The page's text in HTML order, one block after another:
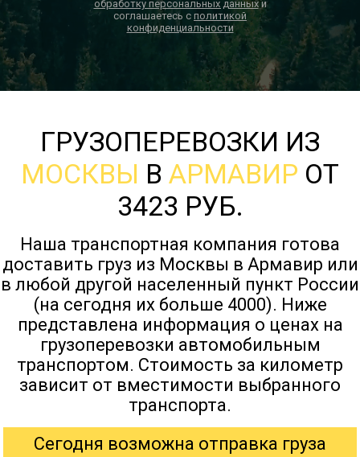
обработку персональных данныхи
соглашаетесь с политикой
конфиденциальности
ГРУЗОПЕРЕВОЗКИ ИЗ
МОСКВЫ В АРМАВИР ОТ
3423 РУБ.
Наша транспортная компания готова
доставить груз из Москвы в Армавир или
в любой другой населенный пункт России
(на сегодня их больше 4000). Ниже
представлена информация о ценах на
грузоперевозки автомобильным
транспортом. Стоимость за километр
зависит от вместимости выбранного
транспорта.
Сегодня возможна отправка груза